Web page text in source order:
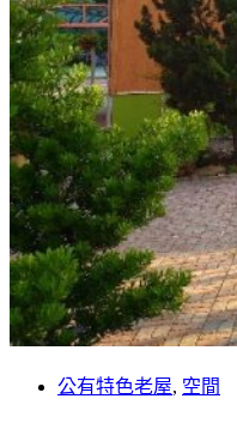
公有特色老屋, 空間